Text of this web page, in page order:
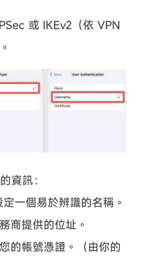
或 IKEv2（依 VPN
資訊：
一個易於辨識的名稱。
商提供的位址。
的帳號憑證。（由你的